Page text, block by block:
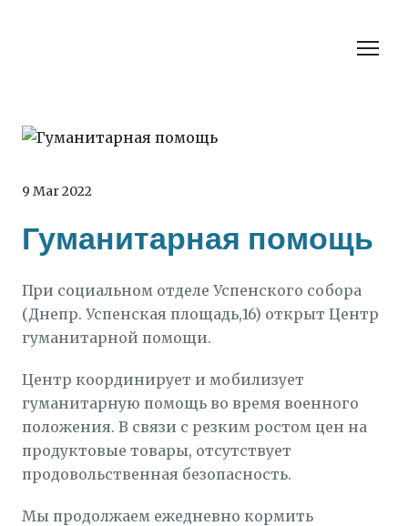
9 Mar 2022
Гуманитарная помощь
При социальном отделе Успенского собора
(Днепр. Успенская площадь,16) открыт Центр
гуманитарной помощи.
Центр координирует и мобилизует
гуманитарную помощь во время военного
положения. В связи с резким ростом цен на
продуктовые товары, отсутствует
продовольственная безопасность.
Мы продолжаем ежедневно кормить